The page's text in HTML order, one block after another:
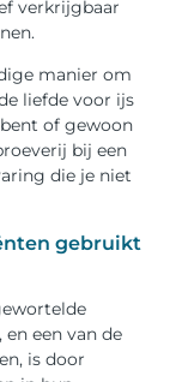
verkrijgbaar
manier om
liefde voor ijs
of gewoon
bij een
die je niet
gebruikt
een van de
is door